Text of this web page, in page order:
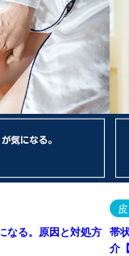
なる。原因と対処方 帯
介